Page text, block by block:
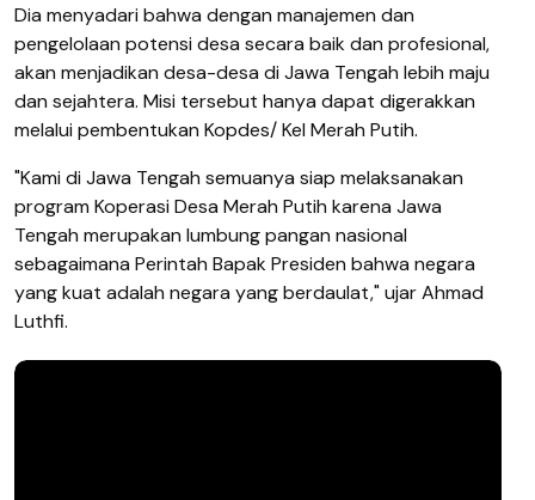
Dia menyadari bahwa dengan manajemen dan
pengelolaan potensi desa secara baik dan profesional,
akan menjadikan desa-desa di Jawa Tengah lebih maju
dan sejahtera. Misi tersebut hanya dapat digerakkan
melalui pembentukan Kopdes/ Kel Merah Putih.
"Kami di Jawa Tengah semuanya siap melaksanakan
program Koperasi Desa Merah Putih karena Jawa
Tengah merupakan lumbung pangan nasional
sebagaimana Perintah Bapak Presiden bahwa negara
yang kuat adalah negara yang berdaulat," ujar Ahmad
Luthfi.